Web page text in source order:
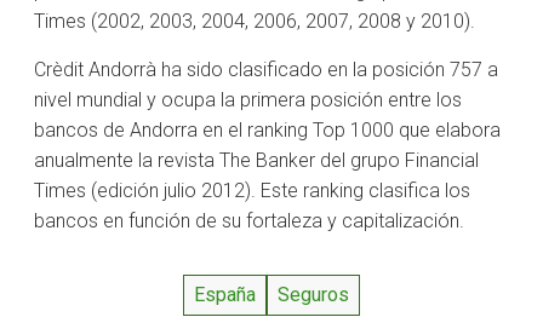
Times (2002, 2003, 2004, 2006, 2007, 2008 y 2010).
Crèdit Andorrà ha sido clasificado en la posición 757 a
nivel mundial y ocupa la primera posición entre los
bancos de Andorra en el ranking Top 1000 que elabora
anualmente la revista The Banker del grupo Financial
Times (edición julio 2012). Este ranking clasifica los
bancos en función de su fortaleza y capitalización.
España Seguros